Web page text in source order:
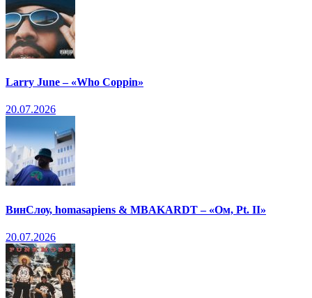
Larry June – «Who Coppin»
20.07.2026
ВинСлоу, homasapiens & MBAKARDT – «Ом, Pt. II»
20.07.2026